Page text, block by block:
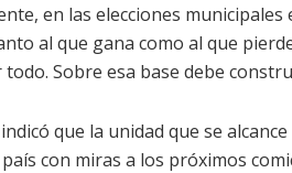
en las elecciones
al que gana como al que
Sobre esa base debe
que la unidad que se
con miras a los próximos